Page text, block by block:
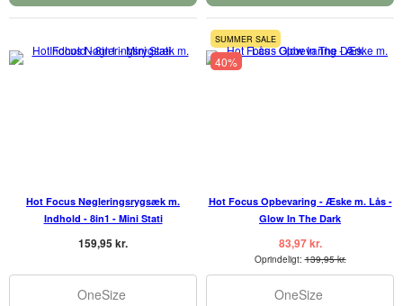
Hot Focus Nøgleringsrygsæk m.
Indhold - 8in1 - Mini Stati
159,95 kr.
OneSize
SUMMER SALE
40%
Hot Focus Opbevaring - Æske m. Lås -
Glow In The Dark
83,97 kr.
Oprindeligt:139,95 kr.
OneSize